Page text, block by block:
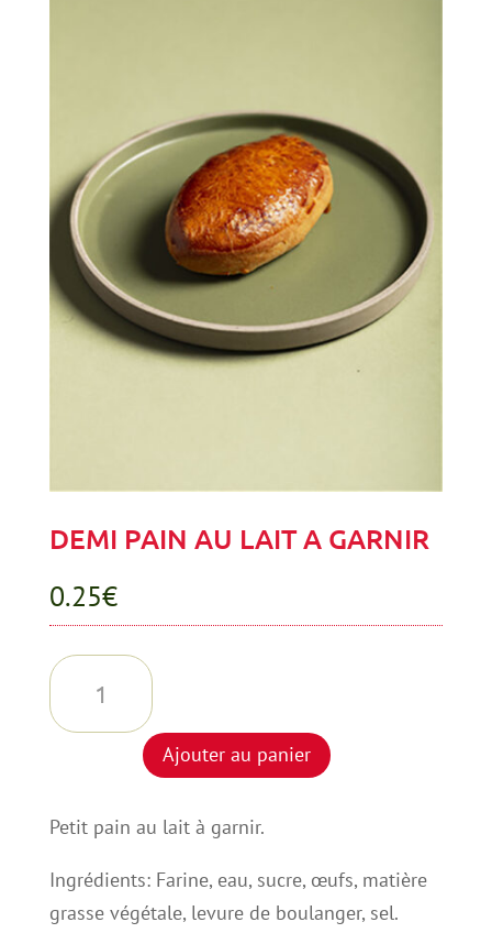
DEMI PAIN AU LAIT A GARNIR
0.25€
quantité
de
DEMI
LAIT
A
Ajouter au panier
Petit pain au lait à garnir.
Ingrédients: Farine, eau, sucre, œufs, matière
grasse végétale, levure de boulanger, sel.